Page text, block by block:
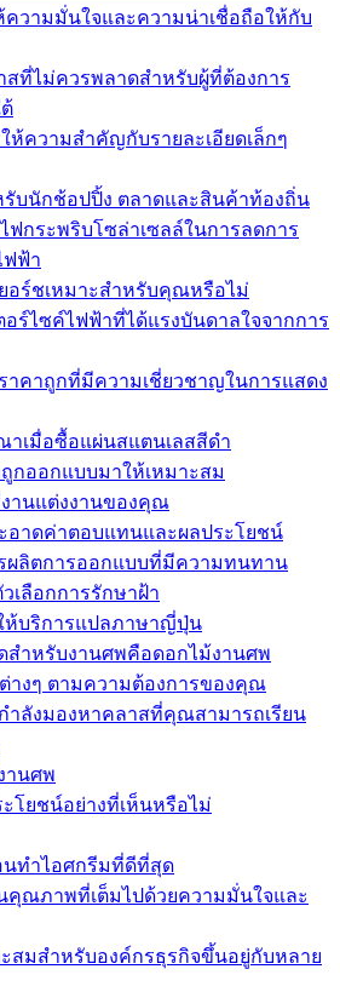
ความมั่นใจและความน่าเชื่อถือให้กับ
สที่ไม่ควรพลาดสำหรับผู้ที่ต้องการ
ห้ความสำคัญกับรายละเอียดเล็กๆ
รับนักช้อปปิ้ง ตลาดและสินค้าท้องถิ่น
ฟกระพริบโซล่าเซลล์ในการลดการ
ฟฟ้า
ยอร์ชเหมาะสำหรับคุณหรือไม่
ร์ไซค์ไฟฟ้าที่ได้แรงบันดาลใจจากการ
าคาถูกที่มีความเชี่ยวชาญในการแสดง
าเมื่อซื้อแผ่นสแตนเลสสีดำ
ถูกออกแบบมาให้เหมาะสม
งานแต่งงานของคุณ
อาดค่าตอบแทนและผลประโยชน์
รผลิตการออกแบบที่มีความทนทาน
เลือกการรักษาฝ้า
ห้บริการแปลภาษาญี่ปุ่น
สำหรับงานศพคือดอกไม้งานศพ
างๆ ตามความต้องการของคุณ
ลังมองหาคลาสที่คุณสามารถเรียน
านศพ
โยชน์อย่างที่เห็นหรือไม่
นทำไอศกรีมที่ดีที่สุด
คุณภาพที่เต็มไปด้วยความมั่นใจและ
ะสมสำหรับองค์กรธุรกิจขึ้นอยู่กับหลาย